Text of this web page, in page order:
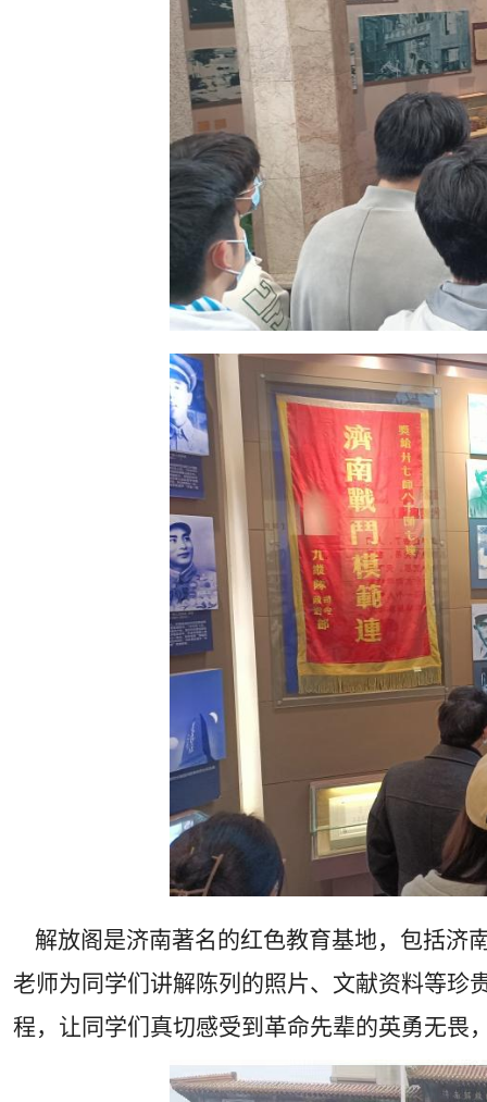
解放阁是济南著名的红色教育基地，包括济
老师为同学们讲解陈列的照片、文献资料等珍
程，让同学们真切感受到革命先辈的英勇无畏